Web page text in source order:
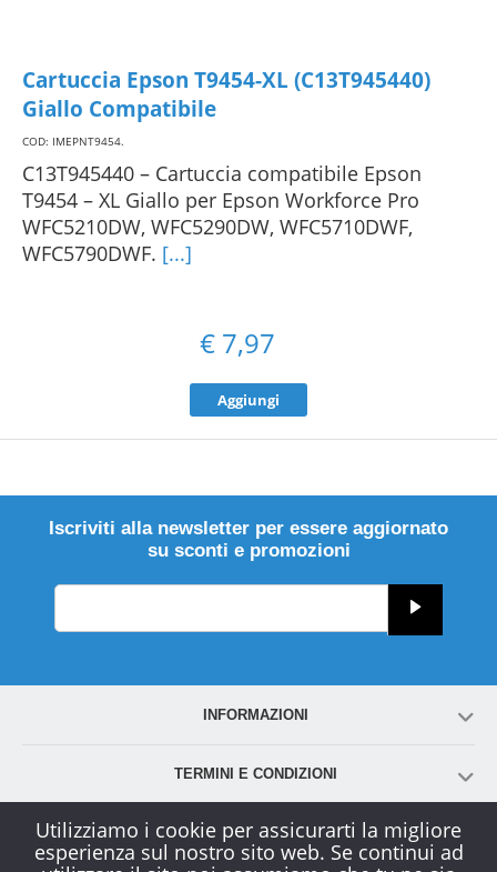
Cartuccia Epson T9454-XL (C13T945440)
Giallo Compatibile
COD: IMEPNT9454.
C13T945440 – Cartuccia compatibile Epson
T9454 – XL Giallo per Epson Workforce Pro
WFC5210DW, WFC5290DW, WFC5710DWF,
WFC5790DWF. [...]
€ 7,97
Aggiungi
Iscriviti alla newsletter per essere aggiornato
su sconti e promozioni
INFORMAZIONI
TERMINI E CONDIZIONI
ACCOUNT
Utilizziamo i cookie per assicurarti la migliore
esperienza sul nostro sito web. Se continui ad